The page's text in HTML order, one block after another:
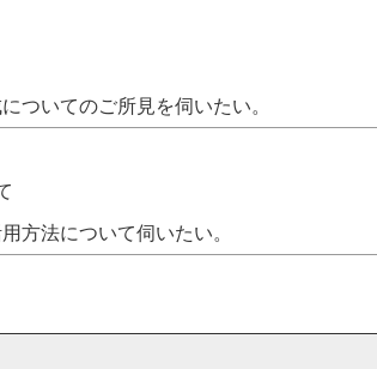
ついてのご所見を伺いたい。
方法について伺いたい。